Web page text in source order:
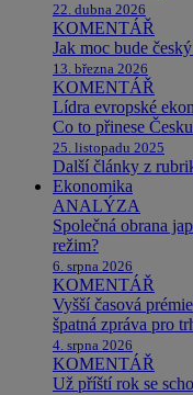
22. dubna 2026
KOMENTÁŘ
Jak moc bude
13. března 2026
KOMENTÁŘ
Lídra evropské
Co to přinese
25. listopadu 2025
Další články z
Ekonomika
ANALÝZA
Společná obrana
režim?
6. srpna 2026
KOMENTÁŘ
Vyšší časová
špatná zpráva pro
4. srpna 2026
KOMENTÁŘ
Už příští rok se